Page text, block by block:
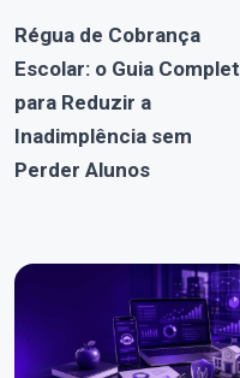
Régua de Cobrança
Escolar: o Guia
para Reduzir a
Inadimplência sem
Perder Alunos